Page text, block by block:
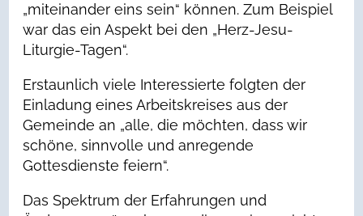
„miteinander eins sein“ können. Zum Beispiel
war das ein Aspekt bei den „Herz-Jesu-
Liturgie-Tagen“.
Erstaunlich viele Interessierte folgten der
Einladung eines Arbeitskreises aus der
Gemeinde an „alle, die möchten, dass wir
schöne, sinnvolle und anregende
Gottesdienste feiern“.
Das Spektrum der Erfahrungen und